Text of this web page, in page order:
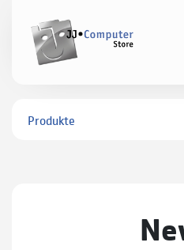
Produkte